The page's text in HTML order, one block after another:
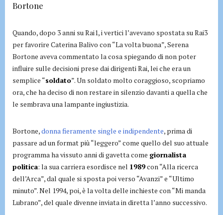
Bortone
Quando, dopo 3 anni su Rai1, i vertici l’avevano spostata su Rai3
per favorire Caterina Balivo con “La volta buona”, Serena
Bortone aveva commentato la cosa spiegando di non poter
influire sulle decisioni prese dai dirigenti Rai, lei che era un
semplice “soldato”. Un soldato molto coraggioso, scopriamo
ora, che ha deciso di non restare in silenzio davanti a quella che
le sembrava una lampante ingiustizia.
Bortone,donna fieramente single e indipendente, prima di
passare ad un format più “leggero” come quello del suo attuale
programma ha vissuto anni di gavetta come giornalista
politica: la sua carriera esordisce nel 1989con “Alla ricerca
dell’Arca”, dal quale si sposta poi verso “Avanzi” e “Ultimo
minuto”. Nel 1994, poi, è la volta delle inchieste con “Mi manda
Lubrano”, del quale divenne inviata in diretta l’anno successivo.